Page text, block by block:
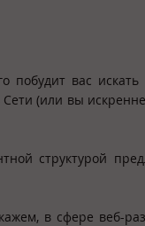
побудит вас
(или вы
структурой
в сфере веб-